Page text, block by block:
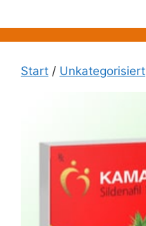
Inhalt
springen
Start / Unkategorisiert